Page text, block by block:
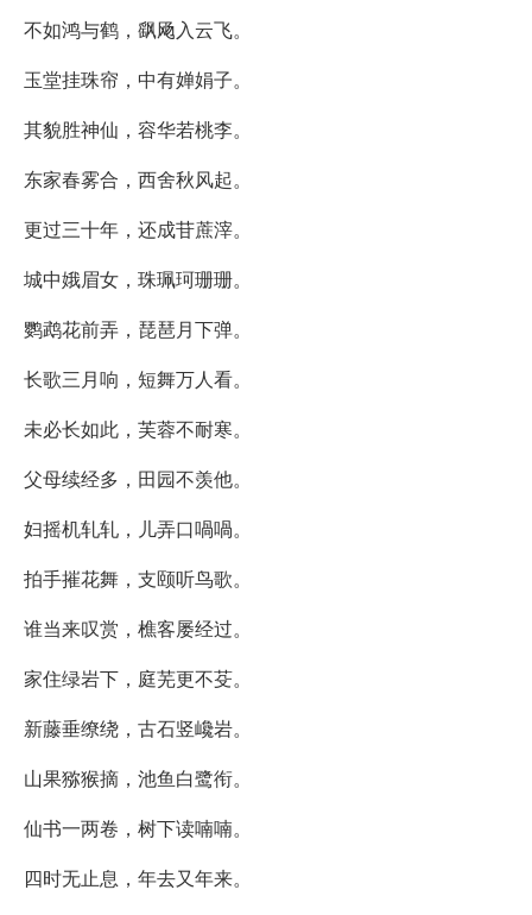
不如鸿与鹤，飖飏入云飞。
玉堂挂珠帘，中有婵娟子。
其貌胜神仙，容华若桃李。
东家春雾合，西舍秋风起。
更过三十年，还成苷蔗滓。
城中娥眉女，珠珮珂珊珊。
鹦鹉花前弄，琵琶月下弹。
长歌三月响，短舞万人看。
未必长如此，芙蓉不耐寒。
父母续经多，田园不羡他。
妇摇机轧轧，儿弄口喎喎。
拍手摧花舞，支颐听鸟歌。
谁当来叹赏，樵客屡经过。
家住绿岩下，庭芜更不芟。
新藤垂缭绕，古石竖巉岩。
山果猕猴摘，池鱼白鹭衔。
仙书一两卷，树下读喃喃。
四时无止息，年去又年来。